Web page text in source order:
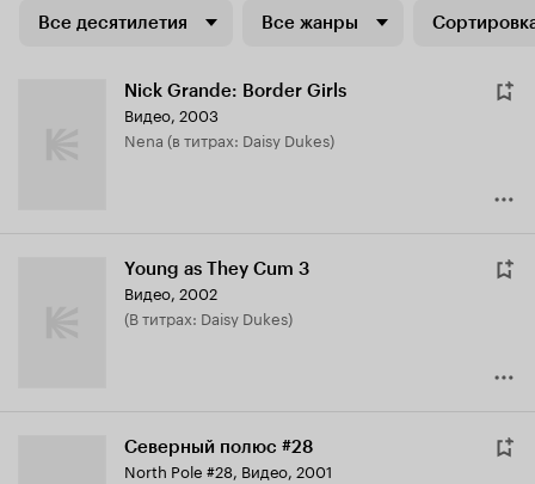
Все десятилетия Все жанры
Nick Grande: Border Girls
Видео, 2003
Nena (в титрах: Daisy Dukes)
Young as They Cum 3
Видео, 2002
(в титрах: Daisy Dukes)
Северный полюс #28
North Pole #28, Видео, 2001